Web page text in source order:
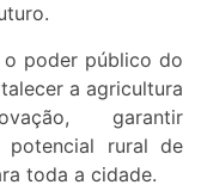
poder público do
a agricultura
garantir
potencial rural de
toda a cidade.